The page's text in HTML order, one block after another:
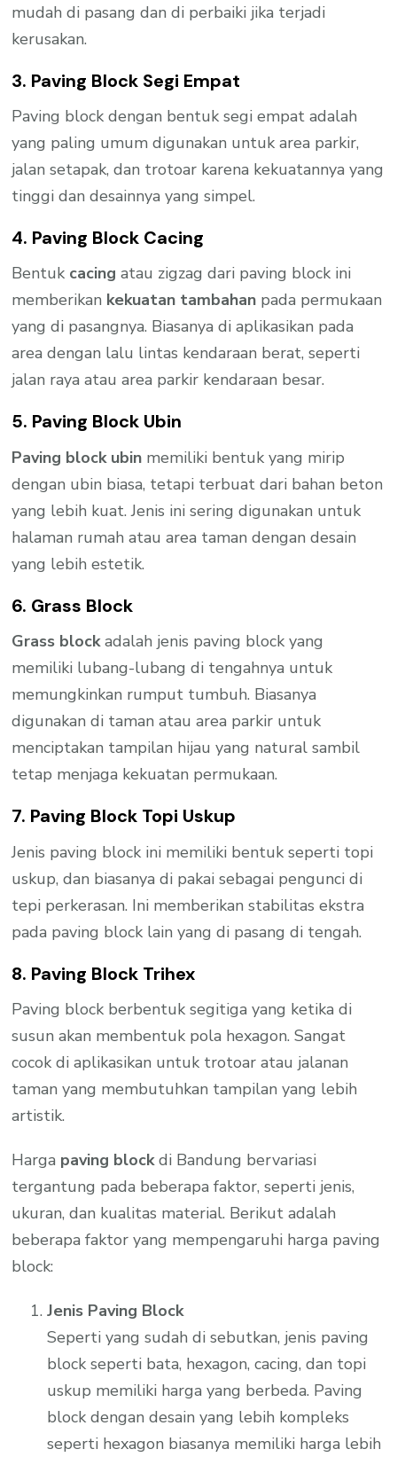
mudah di pasang dan di perbaiki jika terjadi
kerusakan.
3. Paving Block Segi Empat
Paving block dengan bentuk segi empat adalah
yang paling umum digunakan untuk area parkir,
jalan setapak, dan trotoar karena kekuatannya yang
tinggi dan desainnya yang simpel.
4. Paving Block Cacing
Bentuk cacing atau zigzag dari paving block ini
memberikan kekuatan tambahan pada permukaan
yang di pasangnya. Biasanya di aplikasikan pada
area dengan lalu lintas kendaraan berat, seperti
jalan raya atau area parkir kendaraan besar.
5. Paving Block Ubin
Paving block ubin memiliki bentuk yang mirip
dengan ubin biasa, tetapi terbuat dari bahan beton
yang lebih kuat. Jenis ini sering digunakan untuk
halaman rumah atau area taman dengan desain
yang lebih estetik.
6. Grass Block
Grass blockadalah jenis paving block yang
memiliki lubang-lubang di tengahnya untuk
memungkinkan rumput tumbuh. Biasanya
digunakan di taman atau area parkir untuk
menciptakan tampilan hijau yang natural sambil
tetap menjaga kekuatan permukaan.
7. Paving Block Topi Uskup
Jenis paving block ini memiliki bentuk seperti topi
uskup, dan biasanya di pakai sebagai pengunci di
tepi perkerasan. Ini memberikan stabilitas ekstra
pada paving block lain yang di pasang di tengah.
8. Paving Block Trihex
Paving block berbentuk segitiga yang ketika di
susun akan membentuk pola hexagon. Sangat
cocok di aplikasikan untuk trotoar atau jalanan
taman yang membutuhkan tampilan yang lebih
artistik.
Harga paving blockdi Bandung bervariasi
tergantung pada beberapa faktor, seperti jenis,
ukuran, dan kualitas material. Berikut adalah
beberapa faktor yang mempengaruhi harga paving
block:
Jenis Paving Block
Seperti yang sudah di sebutkan, jenis paving
block seperti bata, hexagon, cacing, dan topi
uskup memiliki harga yang berbeda. Paving
block dengan desain yang lebih kompleks
seperti hexagon biasanya memiliki harga lebih